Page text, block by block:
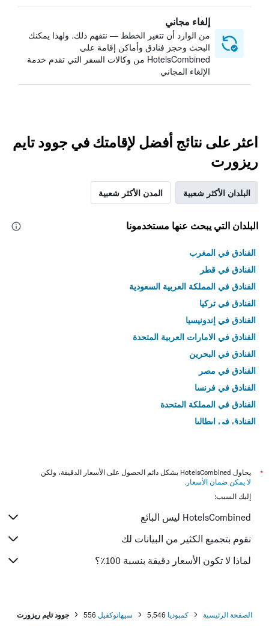
إلغاء مجاني
من الوارد أن تتغير الخطط — نتفهم ذلك. ولهذا يمكنك
البحث وحجز فنادق وأماكن إقامة على
HotelsCombined من وكالات السفر التي تقدم خدمة
الإلغاء المجاني
اعثر على نتائج أفضل لإقامتك في جوود تايم
ريزورت
البلدان الأكثر شعبية المدن الأكثر شعبية
البلدان التي يبحث عنها مستخدمونا
الفنادق في المغرب
الفنادق في قطر
الفنادق في المملكة العربية السعودية
الفنادق في تركيا
الفنادق في إندونيسيا
الفنادق في الامارات العربية المتحدة
الفنادق في البحرين
الفنادق في مصر
الفنادق في فرنسا
الفنادق في المملكة المتحدة
الفنادق في إيطاليا
*
يحاول HotelsCombined بشكل دائم الحصول على الأسعار الدقيقة، ولكن
لا يمكن ضمان الأسعار .
إليك السبب:
HotelsCombined ليس البائع
نقوم بتجميع الكثير من البيانات لك
لماذا لا تكون الأسعار دقيقة بنسبة 100٪؟
الصفحة الرئيسية كمبوديا 5,546 سيهانوكفيل 556 جوود تايم ريزورت